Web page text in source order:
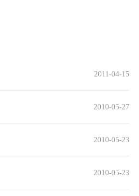
2011-04-15
2010-05-27
2010-05-23
2010-05-23